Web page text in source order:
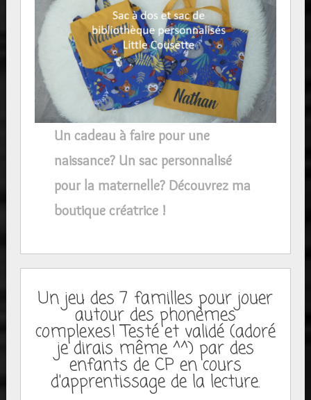
Un cadeau à faire pour une
naissance? Un sac personnalisé
pour la maternelle? Découvrez ma
boutique créatrice !
Un jeu des 7 familles pour jouer
autour des phonèmes
complexes! Testé et validé (adoré
je dirais même ^^) par des
enfants de CP en cours
d'apprentissage de la lecture.